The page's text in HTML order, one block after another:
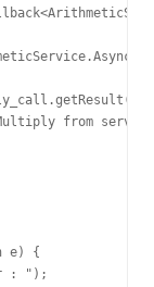
from
e) {
: ");